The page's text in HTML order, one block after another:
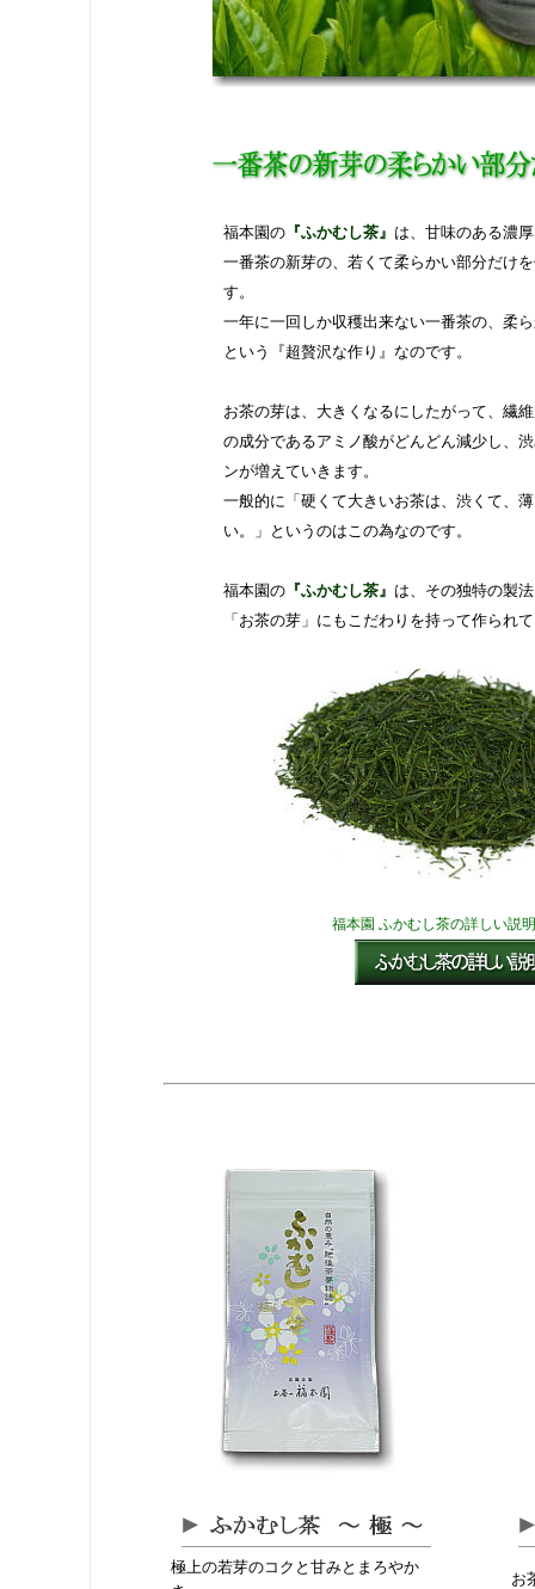
福本園の 『ふかむし茶』 は、甘味のある濃
一番茶の新芽の、若くて柔らかい部分だけ
す。
一年に一回しか収穫出来ない一番茶の、柔
という『超贅沢な作り』なのです。
お茶の芽は、大きくなるにしたがって、繊
の成分であるアミノ酸がどんどん減少し、
ンが増えていきます。
一般的に「硬くて大きいお茶は、渋くて、
い。」というのはこの為なのです。
福本園の 『ふかむし茶』 は、その独特の製
「お茶の芽」にもこだわりを持って作られ
福本園 ふかむし茶の詳しい説
極上の若芽のコクと甘みとまろやか
お